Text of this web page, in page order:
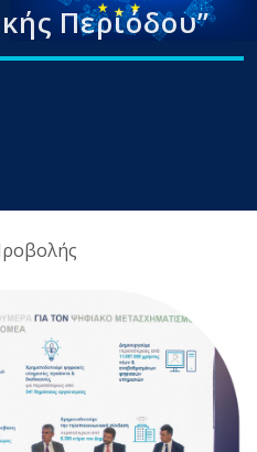
Περιόδου”